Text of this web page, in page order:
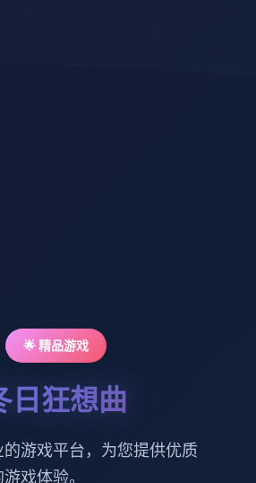
🌟 精品游戏
日狂想曲
游戏平台，为您提供优质
游戏体验。